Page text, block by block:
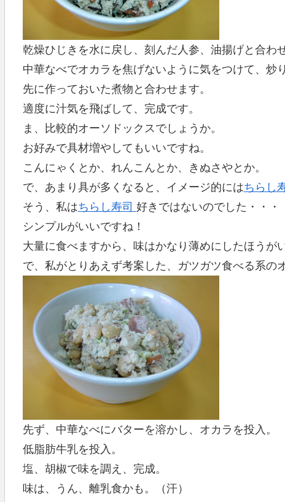
乾燥ひじきを水に戻し、刻んだ人参、油揚げと合わ
中華なべでオカラを焦げないように気をつけて、炒
先に作っておいた煮物と合わせます。
適度に汁気を飛ばして、完成です。
ま、比較的オーソドックスでしょうか。
お好みで具材増やしてもいいですね。
こんにゃくとか、れんこんとか、きぬさやとか。
で、あまり具が多くなると、イメージ的にはちらし
そう、私はちらし寿司 好きではないのでした・・・
シンプルがいいですね！
大量に食べますから、味はかなり薄めにしたほうが
で、私がとりあえず考案した、ガツガツ食べる系の
先ず、中華なべにバターを溶かし、オカラを投入。
低脂肪牛乳を投入。
塩、胡椒で味を調え、完成。
味は、うん、離乳食かも。（汗）